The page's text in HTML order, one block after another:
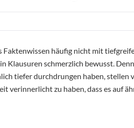
Faktenwissen häufig nicht mit
Klausuren schmerzlich bewusst.
tiefer durchdrungen haben, stellen
verinnerlicht zu haben, dass es auf